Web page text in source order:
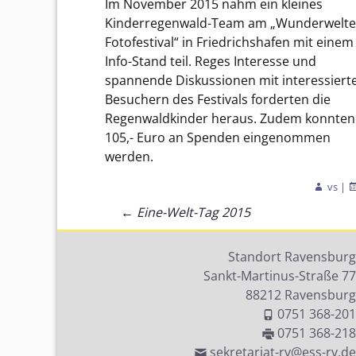
Schulleitung
Organigramm
Ferienkalender
Unser Leitbild
Förderverein
Beratung und
Unterstützung
Kooperationen
Im November 2015 nahm ein kleines
Kinderregenwald-Team am
Fotofestival“ in Friedrichshafen mit einem
Info-Stand teil. Reges Interesse und
spannende Diskussionen mit
Besuchern des Festivals forderten die
Regenwaldkinder heraus. Zudem konnten
105,- Euro an Spenden eingenommen
werden.
vs |
Beitragsnavigation
← Eine-Welt-Tag 2015
Standort Ravensburg
Sankt-Martinus-Straße 77
88212 Ravensburg
0751 368-201
0751 368-218
sekretariat-rv@ess-rv.de